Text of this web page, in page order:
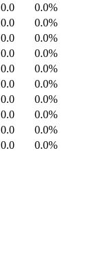
0.0
0.0%
0.0
0.0%
0.0
0.0%
0.0
0.0%
0.0
0.0%
0.0
0.0%
0.0
0.0%
0.0
0.0%
0.0
0.0%
0.0
0.0%